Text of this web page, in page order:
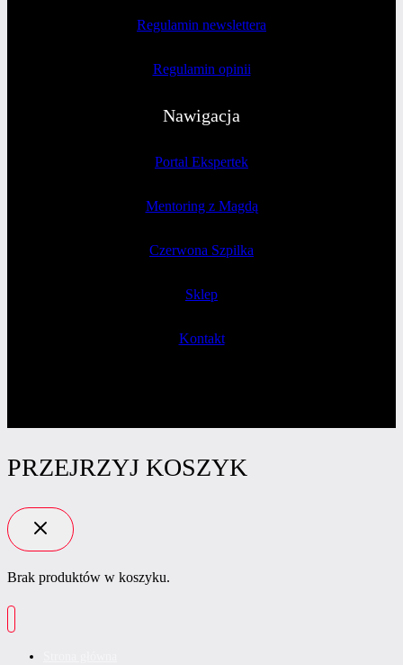
Regulamin newslettera
Regulamin opinii
Nawigacja
Portal Ekspertek
Mentoring z Magdą
Czerwona Szpilka
Sklep
Kontakt
PRZEJRZYJ KOSZYK
Brak produktów w koszyku.